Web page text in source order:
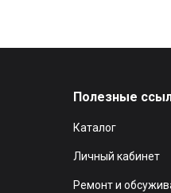
Полезные
Каталог
Личный кабинет
Ремонт и